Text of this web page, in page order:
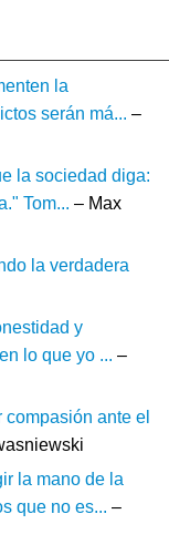
la
serán má... –
la sociedad diga:
Tom... – Max
la verdadera
y
lo que yo ... –
ante el
la mano de la
que no es... –